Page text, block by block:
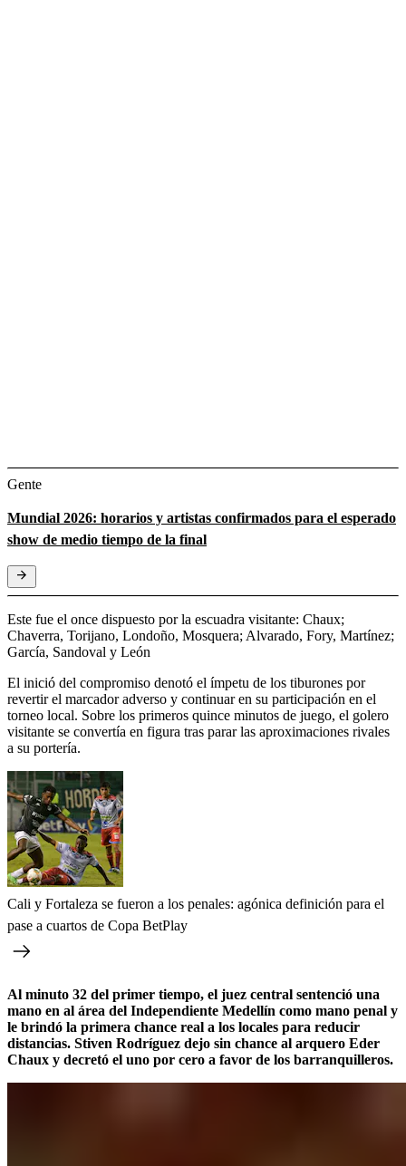
Gente
Mundial 2026: horarios y artistas confirmados para el esperado
show de medio tiempo de la final
Este fue el once dispuesto por la escuadra visitante: Chaux;
Chaverra, Torijano, Londoño, Mosquera; Alvarado, Fory, Martínez;
García, Sandoval y León
El inició del compromiso denotó el ímpetu de los tiburones por
revertir el marcador adverso y continuar en su participación en el
torneo local. Sobre los primeros quince minutos de juego, el golero
visitante se convertía en figura tras parar las aproximaciones rivales
a su portería.
Cali y Fortaleza se fueron a los penales: agónica definición para el
pase a cuartos de Copa BetPlay
Al minuto 32 del primer tiempo, el juez central sentenció una
mano en al área del Independiente Medellín como mano penal y
le brindó la primera chance real a los locales para reducir
distancias. Stiven Rodríguez dejo sin chance al arquero Eder
Chaux y decretó el uno por cero a favor de los barranquilleros.